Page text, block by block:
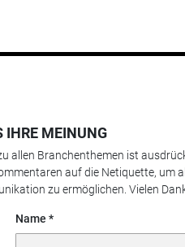
IHRE MEINUNG
allen Branchenthemen ist
auf die Netiquette, um
zu ermöglichen. Vielen
Name